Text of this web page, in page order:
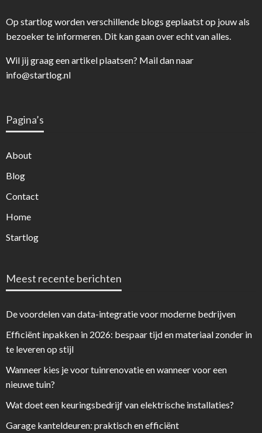
Op startlog worden verschillende blogs geplaatst op jouw als
bezoeker te informeren. Dit kan gaan over echt van alles.
Wil jij graag een artikel plaatsen? Mail dan naar
info@startlog.nl
Pagina’s
About
Blog
Contact
Home
Startlog
Meest recente berichten
De voordelen van data-integratie voor moderne bedrijven
Efficiënt inpakken in 2026: bespaar tijd en materiaal zonder in
te leveren op stijl
Wanneer kies je voor tuinrenovatie en wanneer voor een
nieuwe tuin?
Wat doet een keuringsbedrijf van elektrische installaties?
Garage kanteldeuren: praktisch en efficiënt